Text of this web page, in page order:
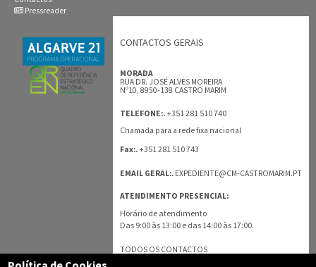
Pressreader
CONTACTOS GERAIS
MORADA
RUA DR. JOSÉ ALVES MOREIRA
Nº10, 8950-138 CASTRO MARIM
TELEFONE:.+351 281 510 740
Chamada para a rede fixa nacional
Fax:.+351 281 510 743
EMAIL GERAL:. EXPEDIENTE@CM-CASTROMARIM.PT
ATENDIMENTO PRESENCIAL:
Horário de atendimento
Das 9:00 às 13:00 e das 14:00 às 17:00.
TODOS OS CONTACTOS